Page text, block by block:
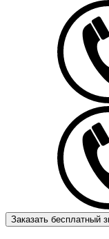
Заказать бесплатный